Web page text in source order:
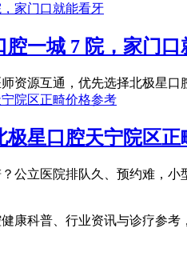
一城 7 院，家门口
资源互通，优先选择北极星口
星口腔天宁院区正
公立医院排队久、预约难，
康科普、行业资讯与诊疗参